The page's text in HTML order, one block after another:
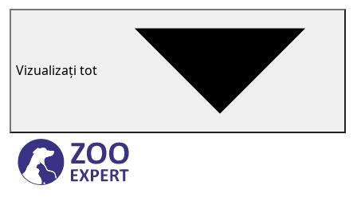
Vizualizați tot